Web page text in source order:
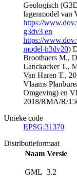
Geologisch
lagenmodel van
https://
g3dv3 en
https://
model-h3dv20)
Broothaers M.,
Lanckacker T.,
Van Haren T.,
Vlaams
Omgeving) en
2018/RMA/R/
Unieke code
EPSG:31370
Distributieformaat
Naam Versie
GML 3.2